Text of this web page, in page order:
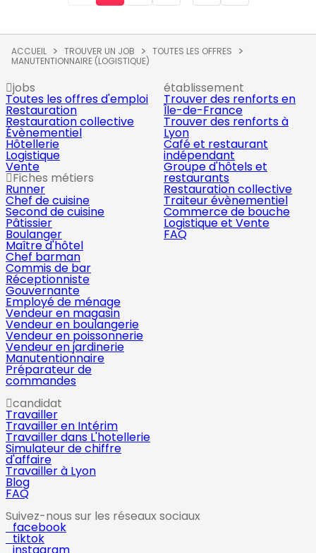
ACCUEIL TROUVER UN JOB
TOUTES LES OFFRES
MANUTENTIONNAIRE (LOGISTIQUE)
jobs
Toutes les offres d'emploi
Restauration
Restauration collective
Évènementiel
Hôtellerie
Logistique
Vente
Fiches métiers
Runner
Chef de cuisine
Second de cuisine
Pâtissier
Boulanger
Maître d'hôtel
Chef barman
Commis de bar
Réceptionniste
Gouvernante
Employé de ménage
Vendeur en magasin
Vendeur en boulangerie
Vendeur en poissonnerie
Vendeur en jardinerie
Manutentionnaire
Préparateur de
commandes
établissement
Trouver des renforts en
Île-de-France
Trouver des renforts à
Lyon
Café et restaurant
indépendant
Groupe d'hôtels et
restaurants
Restauration collective
Traiteur évènementiel
Commerce de bouche
Logistique et Vente
FAQ
candidat
Travailler
Travailler en Intérim
Travailler dans L'hotellerie
Simulateur de chiffre
d'affaire
Travailler à Lyon
Blog
FAQ
Suivez-nous sur les réseaux sociaux
facebook
tiktok